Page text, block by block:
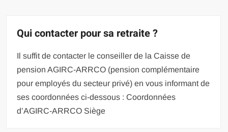
Qui contacter pour sa retraite ?
Il suffit de contacter le conseiller de la Caisse de
pension AGIRC-ARRCO (pension complémentaire
pour employés du secteur privé) en vous informant de
ses coordonnées ci-dessous : Coordonnées
d’AGIRC-ARRCO Siège